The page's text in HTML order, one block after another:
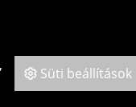
Süti beállítások